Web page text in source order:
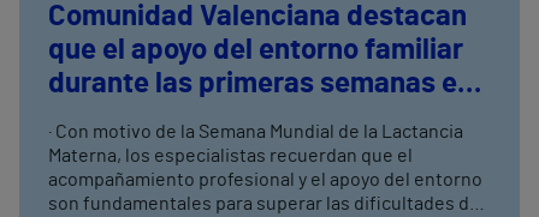
Comunidad Valenciana destacan
que el apoyo del entorno familiar
durante las primeras semanas es
clave para el éxito de la lactancia
materna
· Con motivo de la Semana Mundial de la Lactancia
Materna, los especialistas recuerdan que el
acompañamiento profesional y el apoyo del entorno
son fundamentales para superar las dificultades de